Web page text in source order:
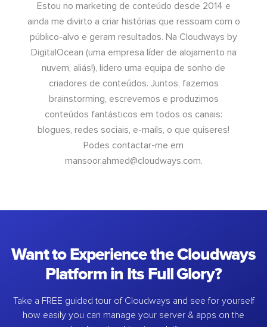
Estou no marketing de conteúdo desde 2014 e
ainda me divirto a criar histórias que ressoam com o
público-alvo e geram resultados. Na Cloudways by
DigitalOcean (uma empresa líder de alojamento na
nuvem, aliás!), lidero uma equipa de sonho de
criadores de conteúdos. Juntos, fazemos
brainstorming, escrevemos e produzimos
conteúdos fantásticos em todos os canais:
blogues, redes sociais, e-mails, o que quiseres!
Podes contactar-me em
mansoor.ahmed@cloudways.com.
Want to Experience the Cloudways
Platform in Its Full Glory?
Take a FREE guided tour of Cloudways and see for yourself
how easily you can manage your server & apps on the